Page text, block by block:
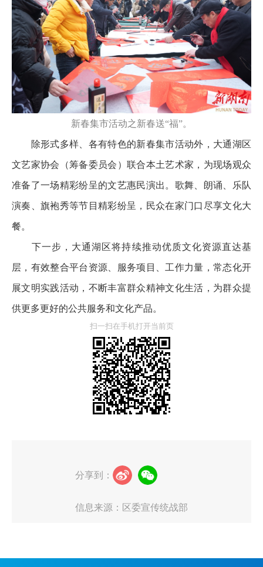
新春集市活动之新春送“福”。
除形式多样、各有特色的新春集市活动外，大通湖区
文艺家协会（筹备委员会）联合本土艺术家，为现场观众
准备了一场精彩纷呈的文艺惠民演出。歌舞、朗诵、乐队
演奏、旗袍秀等节目精彩纷呈，民众在家门口尽享文化大
餐。
下一步，大通湖区将持续推动优质文化资源直达基
层，有效整合平台资源、服务项目、工作力量，常态化开
展文明实践活动，不断丰富群众精神文化生活，为群众提
供更多更好的公共服务和文化产品。
扫一扫在手机打开当前页
分享到：
信息来源：区委宣传统战部